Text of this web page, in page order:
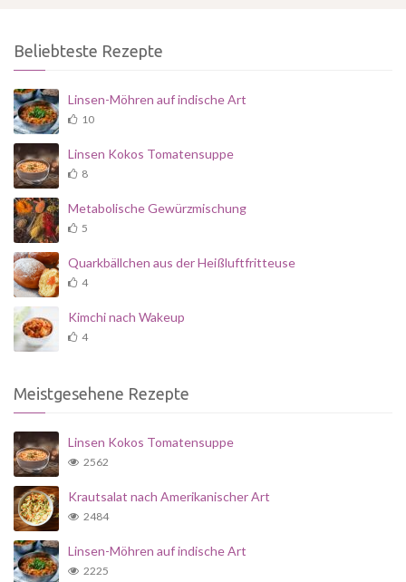
Beliebteste Rezepte
Linsen-Möhren auf indische Art
10
Linsen Kokos Tomatensuppe
8
Metabolische Gewürzmischung
5
Quarkbällchen aus der Heißluftfritteuse
4
Kimchi nach Wakeup
4
Meistgesehene Rezepte
Linsen Kokos Tomatensuppe
2562
Krautsalat nach Amerikanischer Art
2484
Linsen-Möhren auf indische Art
2225